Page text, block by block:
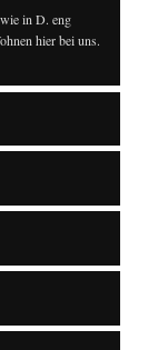
in D. eng
hier bei uns.